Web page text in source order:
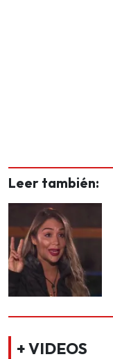
Leer también:
+ VIDEOS